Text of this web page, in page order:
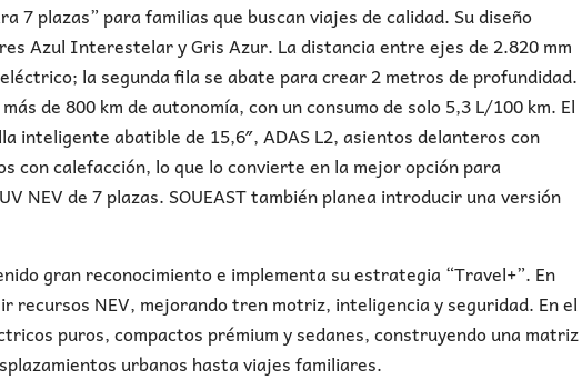
7 plazas” para familias que buscan viajes de calidad. Su diseño
Azul Interestelar y Gris Azur. La distancia entre ejes de 2.820 mm
la segunda fila se abate para crear 2 metros de profundidad.
de 800 km de autonomía, con un consumo de solo 5,3 L/100 km. El
inteligente abatible de 15,6″, ADAS L2, asientos delanteros con
con calefacción, lo que lo convierte en la mejor opción para
NEV de 7 plazas. SOUEAST también planea introducir una versión
gran reconocimiento e implementa su estrategia “Travel+”. En
recursos NEV, mejorando tren motriz, inteligencia y seguridad. En el
puros, compactos prémium y sedanes, construyendo una matriz
urbanos hasta viajes familiares.